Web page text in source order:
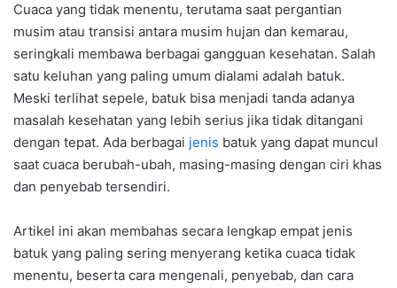
Cuaca yang tidak menentu, terutama saat pergantian
musim atau transisi antara musim hujan dan kemarau,
seringkali membawa berbagai gangguan kesehatan. Salah
satu keluhan yang paling umum dialami adalah batuk.
Meski terlihat sepele, batuk bisa menjadi tanda adanya
masalah kesehatan yang lebih serius jika tidak ditangani
dengan tepat. Ada berbagai jenis batuk yang dapat muncul
saat cuaca berubah-ubah, masing-masing dengan ciri khas
dan penyebab tersendiri.
Artikel ini akan membahas secara lengkap empat jenis
batuk yang paling sering menyerang ketika cuaca tidak
menentu, beserta cara mengenali, penyebab, dan cara